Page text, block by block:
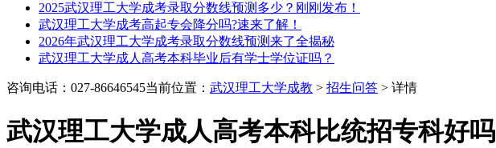
2025武汉理工大学成考录取分数线预测多少？刚刚发布！
武汉理工大学成考高起专会降分吗?速来了解！
2026年武汉理工大学成考录取分数线预测来了全揭秘
武汉理工大学成人高考本科毕业后有学士学位证吗？
咨询电话：027-86646545当前位置： 武汉理工大学成教 > 招生问答 > 详情
武汉理工大学成人高考本科比统招专科好吗